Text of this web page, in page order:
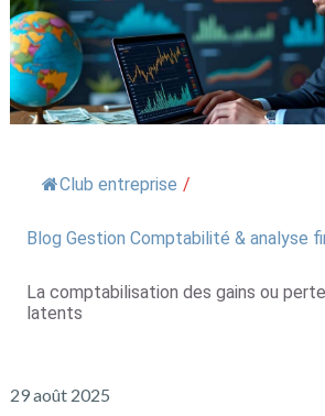
Club entreprise /
Blog Gestion Comptabilité & analyse
La comptabilisation des gains ou
latents
29 août 2025